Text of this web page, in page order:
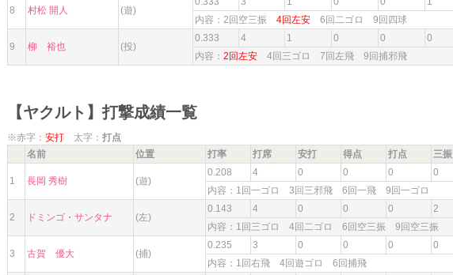
8 村松 開人 (遊)
内容：2回空三振 4回左安 6回二ゴロ 9回四球
9 柳 裕也 (投)
0.333 4 1 0 0 0
内容： 2回左安 4回三ゴロ 7回左飛 9回捕邪飛
【ヤクルト】打撃成績一覧
※赤字： 安打 太字： 打点
名前
位置 打率 打席 安打 得点 打点 三振
1 長岡 秀樹 (遊)
0.208 4 0 0 0 0
内容：1回一ゴロ 3回三邪飛 6回一飛 9回一ゴロ
2 ドミンゴ・サンタナ (左)
0.143 4 0 0 0 2
内容：1回三ゴロ 4回二ゴロ 6回空三振 9回空三振
3 古賀 優大 (捕)
0.235 3 0 0 0 0
内容：1回右飛 4回遊ゴロ 6回捕飛